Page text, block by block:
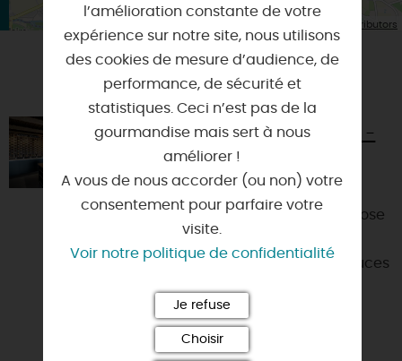
OpenStreetMap contributors
VOUS AIMEREZ AUSSI
LA BOUTIQUE MARTIN-POURET -
BOIGNY-SUR-BIONNE
45760 - BOIGNY-SUR-BIONNE
La Maison Martin-Pouret vous propose
aussi une gamme complète de sauces
froides et de condimen...
l’amélioration constante de votre
expérience sur notre site, nous utilisons
des cookies de mesure d’audience, de
performance, de sécurité et
statistiques. Ceci n’est pas de la
gourmandise mais sert à nous
améliorer !
A vous de nous accorder (ou non) votre
consentement pour parfaire votre
visite.
Voir notre politique de confidentialité
Je refuse
Choisir